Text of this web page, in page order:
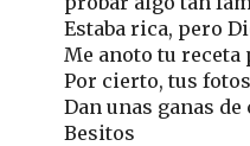
Estaba rica, pero
Me anoto tu receta
Por cierto, tus
Dan unas ganas de
Besitos